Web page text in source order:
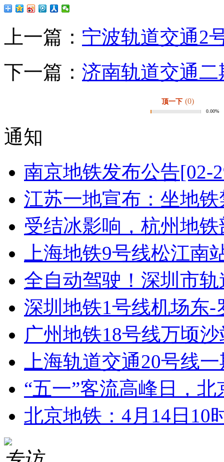
上一篇： 宁波轨道交通2
下一篇： 济南轨道交通
顶一下 (0)
0.00%
通知
南京地铁发布公告[02-
江苏一地宣布：坐地铁
受结冰影响，杭州地
上海地铁9号线松江南
全自动驾驶！深圳市
深圳地铁1号线机场东-
广州地铁18号线万顷
上海轨道交通20号线
“五一”客流高峰日，北
北京地铁：4月14日10